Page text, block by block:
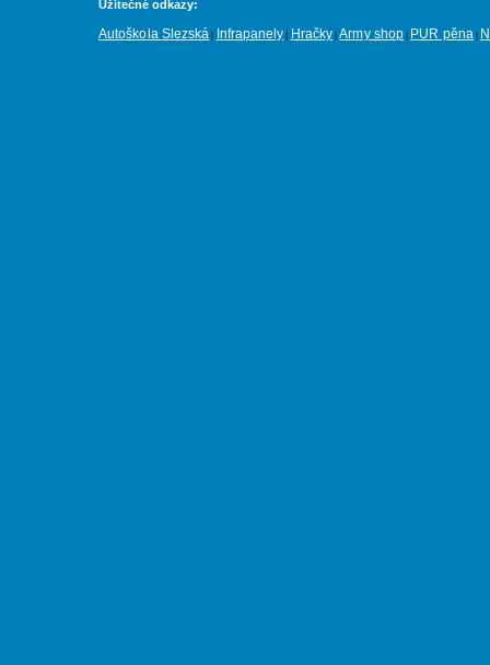
Užitečné odkazy:
Autoškola Slezská Infrapanely Hračky |Army shop PUR pěna|